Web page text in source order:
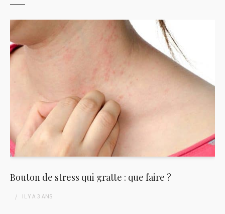
Bouton de stress qui gratte : que faire ?
IL Y A 3 ANS